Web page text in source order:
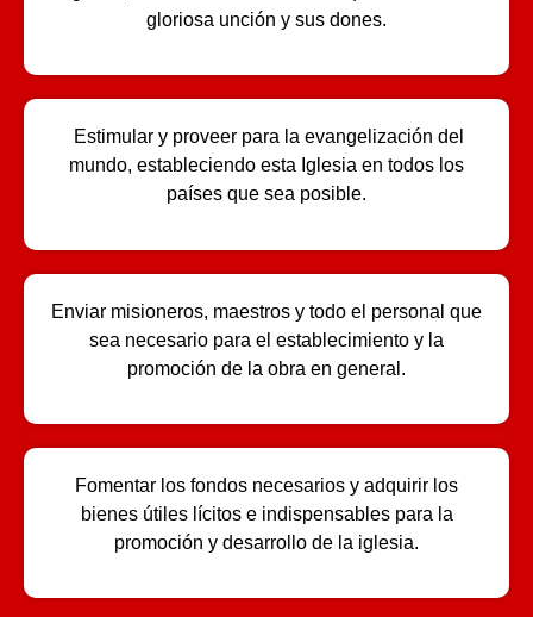
gloriosa unción y sus dones.
Estimular y proveer para la evangelización del
mundo, estableciendo esta Iglesia en todos los
países que sea posible.
Enviar misioneros, maestros y todo el personal que
sea necesario para el establecimiento y la
promoción de la obra en general.
Fomentar los fondos necesarios y adquirir los
bienes útiles lícitos e indispensables para la
promoción y desarrollo de la iglesia.